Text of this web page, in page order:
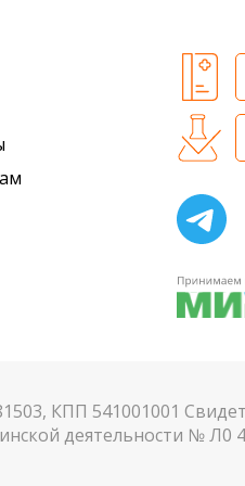
КПП 541001001
деятельности № Л0